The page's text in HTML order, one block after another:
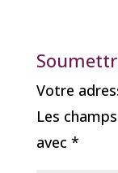
Votre
Les
avec *